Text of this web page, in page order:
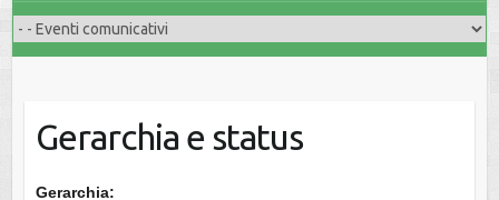
Gerarchia e status
Gerarchia: